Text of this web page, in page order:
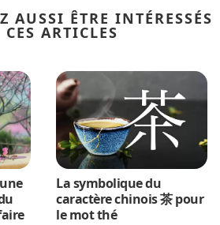
AUSSI ÊTRE INTÉRESSÉS
CES ARTICLES
La symbolique du
caractère chinois 茶 pour
le mot thé